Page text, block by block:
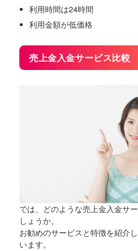
利用時間は24時間
利用金額が低価格
売上金入金サービス比較
では、どのような売上金入金サ
しょうか。
お勧めのサービスと特徴を紹介
います。